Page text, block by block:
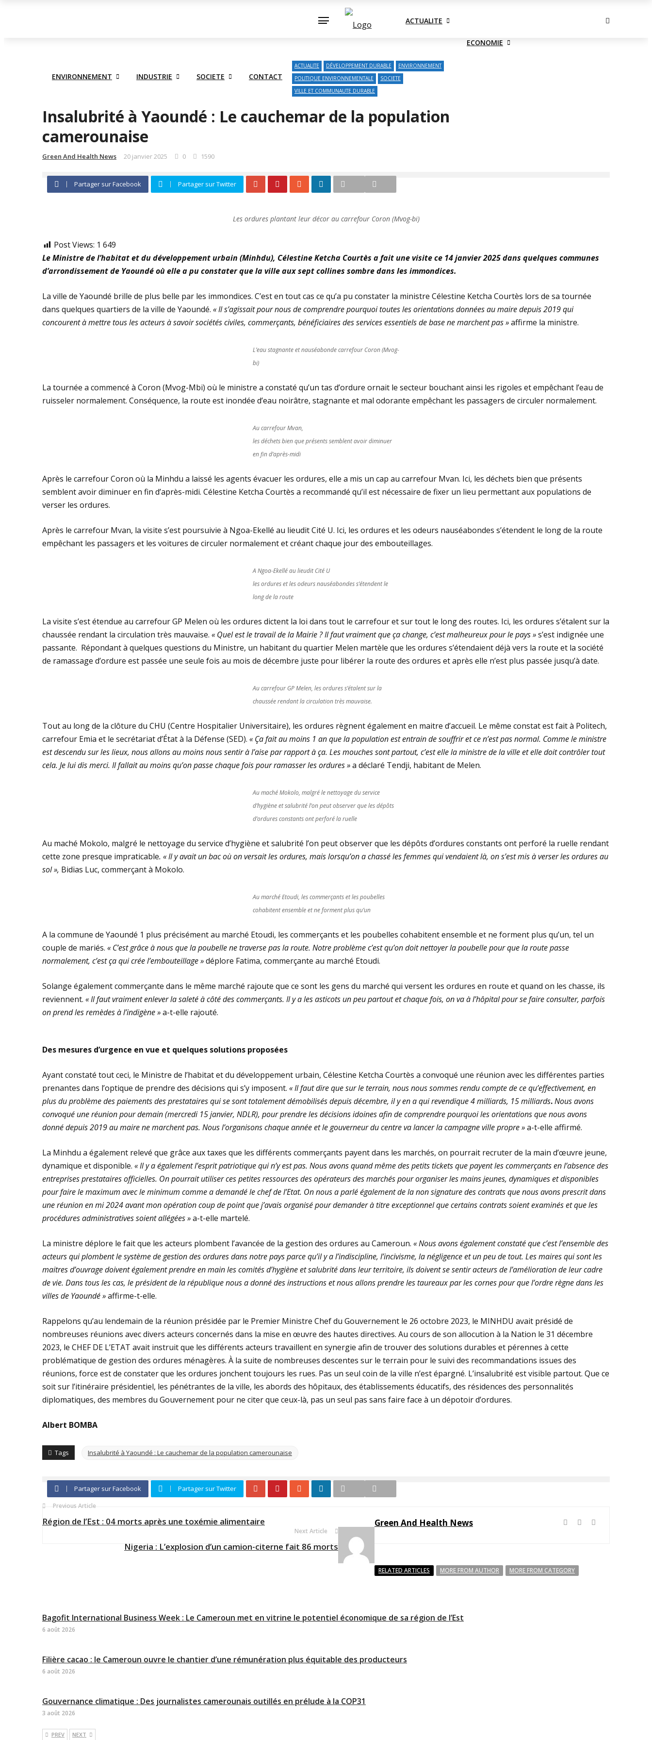
ACTUALITE
ECONOMIE
ENVIRONNEMENT INDUSTRIE SOCIETE CONTACT
ACTUALITE DÉVELOPPEMENT DURABLE
ENVIRONNEMENT
POLITIQUE ENVIRONNEMENTALE
SOCIETE
VILLE ET COMMUNAUTE DURABLE
Insalubrité à Yaoundé : Le cauchemar de la population
camerounaise
Green And Health News 20 janvier 2025 0 1590
Partager sur Facebook Partager sur Twitter
Les ordures plantant leur décor au carrefour Coron (Mvog-bi)
Post Views: 1 649
Le Ministre de l’habitat et du développement urbain (Minhdu), Célestine Ketcha Courtès a fait une visite ce 14 janvier 2025 dans quelques communes
d’arrondissement de Yaoundé où elle a pu constater que la ville aux sept collines sombre dans les immondices.
La ville de Yaoundé brille de plus belle par les immondices. C’est en tout cas ce qu’a pu constater la ministre Célestine Ketcha Courtès lors de sa tournée
dans quelques quartiers de la ville de Yaoundé. « Il s’agissait pour nous de comprendre pourquoi toutes les orientations données au maire depuis 2019 qui
concourent à mettre tous les acteurs à savoir sociétés civiles, commerçants, bénéficiaires des services essentiels de base ne marchent pas »affirme la ministre.
L’eau stagnante et nauséabonde carrefour Coron (Mvog-
bi)
La tournée a commencé à Coron (Mvog-Mbi) où le ministre a constaté qu’un tas d’ordure ornait le secteur bouchant ainsi les rigoles et empêchant l’eau de
ruisseler normalement. Conséquence, la route est inondée d’eau noirâtre, stagnante et mal odorante empêchant les passagers de circuler normalement.
Au carrefour Mvan,
les déchets bien que présents semblent avoir diminuer
en fin d’après-midi
Après le carrefour Coron où la Minhdu a laissé les agents évacuer les ordures, elle a mis un cap au carrefour Mvan. Ici, les déchets bien que présents
semblent avoir diminuer en fin d’après-midi. Célestine Ketcha Courtès a recommandé qu’il est nécessaire de fixer un lieu permettant aux populations de
verser les ordures.
Après le carrefour Mvan, la visite s’est poursuivie à Ngoa-Ekellé au lieudit Cité U. Ici, les ordures et les odeurs nauséabondes s’étendent le long de la route
empêchant les passagers et les voitures de circuler normalement et créant chaque jour des embouteillages.
A Ngoa-Ekellé au lieudit Cité U
les ordures et les odeurs nauséabondes s’étendent le
long de la route
La visite s’est étendue au carrefour GP Melen où les ordures dictent la loi dans tout le carrefour et sur tout le long des routes. Ici, les ordures s’étalent sur la
chaussée rendant la circulation très mauvaise. « Quel est le travail de la Mairie ? Il faut vraiment que ça change, c’est malheureux pour le pays »s’est indignée une
passante. Répondant à quelques questions du Ministre, un habitant du quartier Melen martèle que les ordures s’étendaient déjà vers la route et la société
de ramassage d’ordure est passée une seule fois au mois de décembre juste pour libérer la route des ordures et après elle n’est plus passée jusqu’à date.
Au carrefour GP Melen, les ordures s’étalent sur la
chaussée rendant la circulation très mauvaise.
Tout au long de la clôture du CHU (Centre Hospitalier Universitaire), les ordures règnent également en maitre d’accueil. Le même constat est fait à Politech,
carrefour Emia et le secrétariat d’État à la Défense (SED). « Ça fait au moins 1 an que la population est entrain de souffrir et ce n’est pas normal. Comme le ministre
est descendu sur les lieux, nous allons au moins nous sentir à l’aise par rapport à ça. Les mouches sont partout, c’est elle la ministre de la ville et elle doit contrôler tout
cela. Je lui dis merci. Il fallait au moins qu’on passe chaque fois pour ramasser les ordures »a déclaré Tendji, habitant de Melen.
Au maché Mokolo, malgré le nettoyage du service
d’hygiène et salubrité l’on peut observer que les dépôts
d’ordures constants ont perforé la ruelle
Au maché Mokolo, malgré le nettoyage du service d’hygiène et salubrité l’on peut observer que les dépôts d’ordures constants ont perforé la ruelle rendant
cette zone presque impraticable. « Il y avait un bac où on versait les ordures, mais lorsqu’on a chassé les femmes qui vendaient là, on s’est mis à verser les ordures au
sol », Bidias Luc, commerçant à Mokolo.
Au marché Etoudi, les commerçants et les poubelles
cohabitent ensemble et ne forment plus qu’un
A la commune de Yaoundé 1 plus précisément au marché Etoudi, les commerçants et les poubelles cohabitent ensemble et ne forment plus qu’un, tel un
couple de mariés. « C’est grâce à nous que la poubelle ne traverse pas la route. Notre problème c’est qu’on doit nettoyer la poubelle pour que la route passe
normalement, c’est ça qui crée l’embouteillage »déplore Fatima, commerçante au marché Etoudi.
Solange également commerçante dans le même marché rajoute que ce sont les gens du marché qui versent les ordures en route et quand on les chasse, ils
reviennent. « Il faut vraiment enlever la saleté à côté des commerçants. Il y a les asticots un peu partout et chaque fois, on va à l’hôpital pour se faire consulter, parfois
on prend les remèdes à l’indigène »a-t-elle rajouté.
Des mesures d’urgence en vue et quelques solutions proposées
Ayant constaté tout ceci, le Ministre de l’habitat et du développement urbain, Célestine Ketcha Courtès a convoqué une réunion avec les différentes parties
prenantes dans l’optique de prendre des décisions qui s’y imposent. « Il faut dire que sur le terrain, nous nous sommes rendu compte de ce qu’effectivement, en
plus du problème des paiements des prestataires qui se sont totalement démobilisés depuis décembre, il y en a qui revendique 4 milliards, 15 milliards.Nous avons
convoqué une réunion pour demain (mercredi 15 janvier, NDLR), pour prendre les décisions idoines afin de comprendre pourquoi les orientations que nous avons
donné depuis 2019 au maire ne marchent pas. Nous l’organisons chaque année et le gouverneur du centre va lancer la campagne ville propre »a-t-elle affirmé.
La Minhdu a également relevé que grâce aux taxes que les différents commerçants payent dans les marchés, on pourrait recruter de la main d’œuvre jeune,
dynamique et disponible. « Il y a également l’esprit patriotique qui n’y est pas. Nous avons quand même des petits tickets que payent les commerçants en l’absence des
entreprises prestataires officielles. On pourrait utiliser ces petites ressources des opérateurs des marchés pour organiser les mains jeunes, dynamiques et disponibles
pour faire le maximum avec le minimum comme a demandé le chef de l’Etat. On nous a parlé également de la non signature des contrats que nous avons prescrit dans
une réunion en mi 2024 avant mon opération coup de point que j’avais organisé pour demander à titre exceptionnel que certains contrats soient examinés et que les
procédures administratives soient allégées »a-t-elle martelé.
La ministre déplore le fait que les acteurs plombent l’avancée de la gestion des ordures au Cameroun. « Nous avons également constaté que c’est l’ensemble des
acteurs qui plombent le système de gestion des ordures dans notre pays parce qu’il y a l’indiscipline, l’incivisme, la négligence et un peu de tout. Les maires qui sont les
maitres d’ouvrage doivent également prendre en main les comités d’hygiène et salubrité dans leur territoire, ils doivent se sentir acteurs de l’amélioration de leur cadre
de vie. Dans tous les cas, le président de la république nous a donné des instructions et nous allons prendre les taureaux par les cornes pour que l’ordre règne dans les
villes de Yaoundé »affirme-t-elle.
Rappelons qu’au lendemain de la réunion présidée par le Premier Ministre Chef du Gouvernement le 26 octobre 2023, le MINHDU avait présidé de
nombreuses réunions avec divers acteurs concernés dans la mise en œuvre des hautes directives. Au cours de son allocution à la Nation le 31 décembre
2023, le CHEF DE L’ETAT avait instruit que les différents acteurs travaillent en synergie afin de trouver des solutions durables et pérennes à cette
problématique de gestion des ordures ménagères. À la suite de nombreuses descentes sur le terrain pour le suivi des recommandations issues des
réunions, force est de constater que les ordures jonchent toujours les rues. Pas un seul coin de la ville n’est épargné. L’insalubrité est visible partout. Que ce
soit sur l’itinéraire présidentiel, les pénétrantes de la ville, les abords des hôpitaux, des établissements éducatifs, des résidences des personnalités
diplomatiques, des membres du Gouvernement pour ne citer que ceux-là, pas un seul pas sans faire face à un dépotoir d’ordures.
Albert BOMBA
Tags Insalubrité à Yaoundé : Le cauchemar de la population camerounaise
Partager sur Facebook Partager sur Twitter
Previous Article
Région de l’Est : 04 morts après une toxémie alimentaire
Next Article
Nigeria : L’explosion d’un camion-citerne fait 86 morts
Green And Health News
RELATED ARTICLES MORE FROM AUTHOR MORE FROM CATEGORY
Bagofit International Business Week : Le Cameroun met en vitrine le potentiel économique de sa région de l’Est
6 août 2026
Filière cacao : le Cameroun ouvre le chantier d’une rémunération plus équitable des producteurs
6 août 2026
Gouvernance climatique : Des journalistes camerounais outillés en prélude à la COP31
3 août 2026
PREV NEXT